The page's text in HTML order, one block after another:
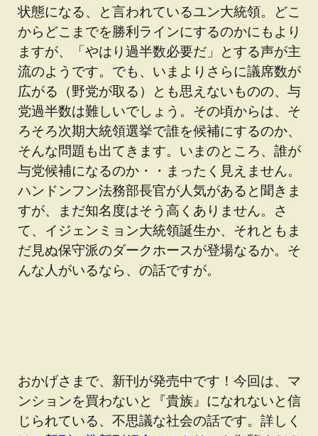
状態になる、と言われているユン大統領。どこ
からどこまでを勝利ラインにするのかにもより
ますが、「やはり過半数必要だ」とする声が主
流のようです。でも、いまよりさらに議席数が
広がる（野党が取る）とも思えないものの、与
党過半数は難しいでしょう。その頃からは、そ
ろそろ次期大統領選挙で誰を候補にするのか、
そんな問題も出てきます。いまのところ、誰が
与党候補になるのか・・まったく見えません。
ハンドンフン法務部長官が人気があると聞きま
すが、まだ知名度はそう高くありません。さ
て、イジェンミョン大統領誕生か、それともま
だ見ぬ保守派のダークホースが登場なるか。そ
んな人がいるなら、の話ですが。
おかげさまで、新刊が発売中です！今回は、マ
ンションを買わないと『貴族』になれないと信
じられている、不思議な社会の話です。詳しく